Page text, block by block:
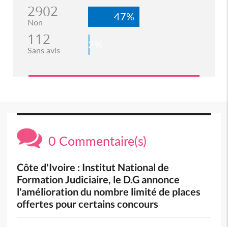
2902
Non 47%
112
Sans avis 2%
0 Commentaire(s)
Côte d'Ivoire : Institut National de
Formation Judiciaire, le D.G annonce
l'amélioration du nombre limité de places
offertes pour certains concours